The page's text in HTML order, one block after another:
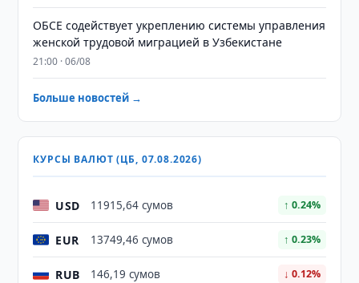
ОБСЕ содействует укреплению системы управления
женской трудовой миграцией в Узбекистане
21:00 · 06/08
Больше новостей →
КУРСЫ ВАЛЮТ (ЦБ, 07.08.2026)
USD 11915,64 сумов ↑ 0.24%
EUR 13749,46 сумов ↑ 0.23%
RUB 146,19 сумов ↓ 0.12%